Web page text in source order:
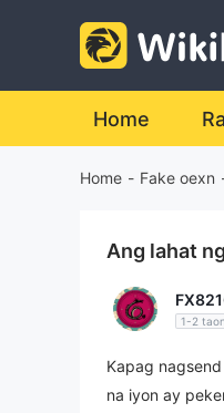
Home
Home - Fake oexn
Ang lahat
1-2 taon
Kapag
na iyon ay